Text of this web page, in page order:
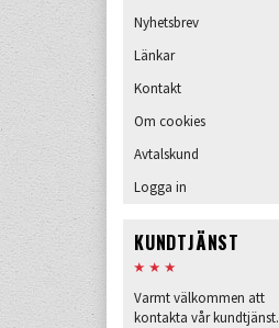
Nyhetsbrev
Länkar
Kontakt
Om cookies
Avtalskund
Logga in
KUNDTJÄNST
Varmt välkommen att
kontakta vår kundtjänst.